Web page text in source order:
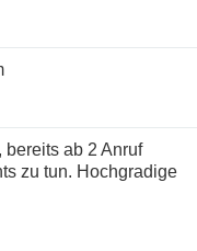
zu tun. Hochgradige